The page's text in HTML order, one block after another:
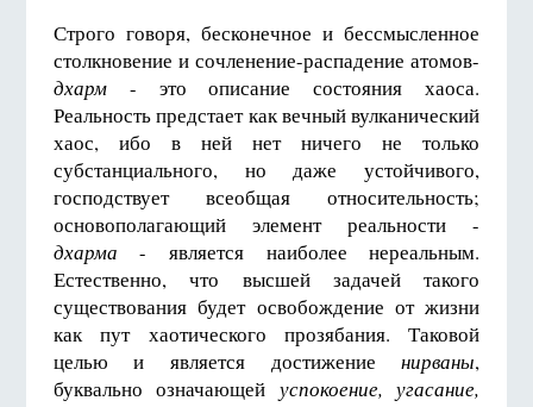
Строго говоря, бесконечное и бессмысленное
столкновение и сочленение-распадение атомов-
дхарм- это описание состояния хаоса.
Реальность предстает как вечный вулканический
хаос, ибо в ней нет ничего не только
субстанциального, но даже устойчивого,
господствует всеобщая относительность;
основополагающий элемент реальности -
дхарма - является наиболее нереальным.
Естественно, что высшей задачей такого
существования будет освобождение от жизни
как пут хаотического прозябания. Таковой
целью и является достижениенирваны,
буквально означающей успокоение, угасание,